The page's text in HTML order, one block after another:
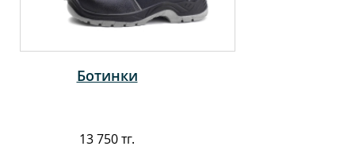
Ботинки
13 750 тг.